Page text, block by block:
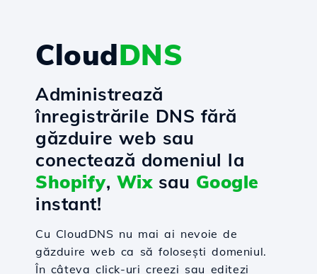
CloudDNS
Administrează
înregistrările DNS fără
găzduire web sau
conectează domeniul la
Shopify, Wixsau Google
instant!
Cu CloudDNS nu mai ai nevoie de
găzduire web ca să folosești domeniul.
În câteva click-uri creezi sau editezi